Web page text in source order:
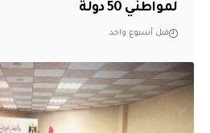
لمواطني 50 دولة
قبل أسبوع واحد